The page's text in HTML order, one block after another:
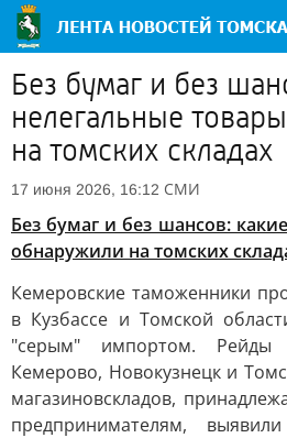
Без бумаг и без
нелегальные
на томских складах
17 июня 2026, 16:12 СМИ
Без бумаг и без шансов:
обнаружили на томских
Кемеровские таможенники
в Кузбассе и Томской
"серым" импортом.
Кемерово, Новокузнецк и
магазиновскладов,
предпринимателям,